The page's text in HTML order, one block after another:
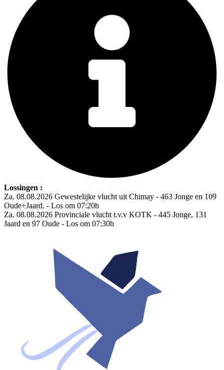
Lossingen :
Za. 08.08.2026 Gewestelijke vlucht uit Chimay - 463 Jonge en 109
Oude+Jaard. - Los om 07:20h
Za. 08.08.2026 Provinciale vlucht t.v.v KOTK - 445 Jonge, 131
Jaard en 97 Oude - Los om 07:30h